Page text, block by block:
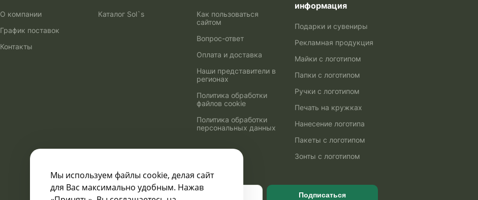
О компании
График поставок
Контакты
Каталог Sol`s
Как пользоваться
сайтом
Вопрос-ответ
Оплата и доставка
Наши представители в
регионах
Политика обработки
файлов cookie
Политика обработки
персональных данных
информация
Подарки и сувениры
Рекламная продукция
Майки с логотипом
Папки с логотипом
Ручки с логотипом
Печать на кружках
Нанесение логотипа
Пакеты с логотипом
Зонты с логотипом
Узнавайте о скидках
Подписаться
Мы используем файлы cookie, делая сайт
для Вас максимально удобным. Нажав